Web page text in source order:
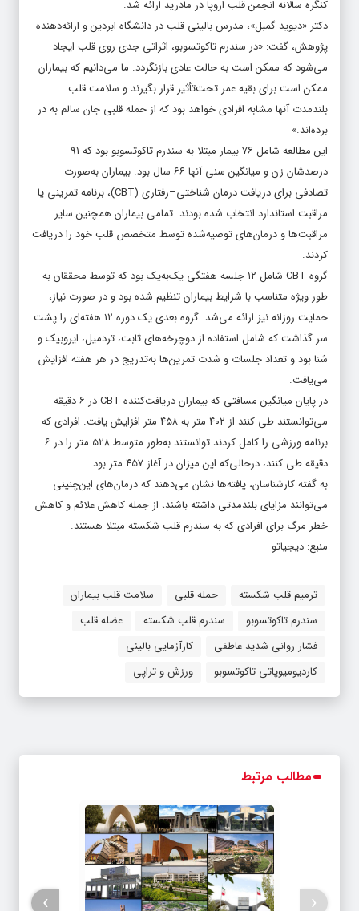
کنگره سالانه انجمن قلب اروپا در مادرید ارائه شد.
دکتر «دیوید گمبل»، مدرس بالینی قلب در دانشگاه ابردین و ارائه‌دهنده
پژوهش، گفت: «در سندرم تاکوتسوبو، اثراتی جدی روی قلب ایجاد
می‌شود که ممکن است به حالت عادی بازنگردد. ما می‌دانیم که بیماران
ممکن است برای بقیه عمر تحت‌تأثیر قرار بگیرند و سلامت قلب
بلندمدت آنها مشابه افرادی خواهد بود که از حمله قلبی جان سالم به در
برده‌اند.»
این مطالعه شامل ۷۶ بیمار مبتلا به سندرم تاکوتسوبو بود که ۹۱
درصدشان زن و میانگین سنی آنها ۶۶ سال بود. بیماران به‌صورت
تصادفی برای دریافت درمان شناختی–رفتاری (CBT)، برنامه تمرینی یا
مراقبت استاندارد انتخاب شده بودند. تمامی بیماران همچنین سایر
مراقبت‌ها و درمان‌های توصیه‌شده توسط متخصص قلب خود را دریافت
کردند.
گروه CBT شامل ۱۲ جلسه هفتگی یک‌به‌یک بود که توسط محققان به
طور ویژه متناسب با شرایط بیماران تنظیم شده بود و در صورت نیاز،
حمایت روزانه نیز ارائه می‌شد. گروه بعدی یک دوره ۱۲ هفته‌ای را پشت
سر گذاشت که شامل استفاده از دوچرخه‌های ثابت، تردمیل، ایروبیک و
شنا بود و تعداد جلسات و شدت تمرین‌ها به‌تدریج در هر هفته افزایش
می‌یافت.
در پایان میانگین مسافتی که بیماران دریافت‌کننده CBT در ۶ دقیقه
می‌توانستند طی کنند از ۴۰۲ متر به ۴۵۸ متر افزایش یافت. افرادی که
برنامه ورزشی را کامل کردند توانستند به‌طور متوسط ۵۲۸ متر را در ۶
دقیقه طی کنند، درحالی‌که این میزان در آغاز ۴۵۷ متر بود.
به گفته کارشناسان، یافته‌ها نشان می‌دهند که درمان‌های این‌چنینی
می‌توانند مزایای بلندمدتی داشته باشند، از جمله کاهش علائم و کاهش
خطر مرگ برای افرادی که به سندرم قلب شکسته مبتلا هستند.
منبع: دیجیاتو
ترمیم قلب شکسته حمله قلبی
سلامت قلب بیماران
سندرم تاکوتسوبو
سندرم قلب شکسته
عضله قلب
فشار روانی شدید عاطفی
کارآزمایی بالینی
کاردیومیوپاتی تاکوتسوبو
ورزش و تراپی
مطالب مرتبط
‹
›